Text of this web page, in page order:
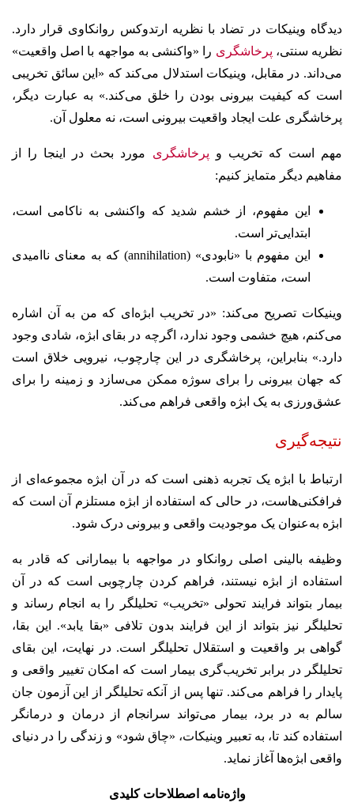
دیدگاه وینیکات در تضاد با نظریه ارتدوکس روانکاوی قرار دارد.
نظریه سنتی، پرخاشگری را «واکنشی به مواجهه با اصل واقعیت»
می‌داند. در مقابل، وینیکات استدلال می‌کند که «این سائق تخریبی
است که کیفیت بیرونی بودن را خلق می‌کند.» به عبارت دیگر،
پرخاشگری علت ایجاد واقعیت بیرونی است، نه معلول آن.
مهم است که تخریب و پرخاشگری مورد بحث در اینجا را از
مفاهیم دیگر متمایز کنیم:
این مفهوم، از خشم شدید که واکنشی به ناکامی است،
ابتدایی‌تر است.
این مفهوم با «نابودی» (annihilation) که به معنای ناامیدی
است، متفاوت است.
وینیکات تصریح می‌کند: «در تخریب ابژه‌ای که من به آن اشاره
می‌کنم، هیچ خشمی وجود ندارد، اگرچه در بقای ابژه، شادی وجود
دارد.» بنابراین، پرخاشگری در این چارچوب، نیرویی خلاق است
که جهان بیرونی را برای سوژه ممکن می‌سازد و زمینه را برای
عشق‌ورزی به یک ابژه واقعی فراهم می‌کند.
نتیجه‌گیری
ارتباط با ابژه یک تجربه ذهنی است که در آن ابژه مجموعه‌ای از
فرافکنی‌هاست، در حالی که استفاده از ابژه مستلزم آن است که
ابژه به‌عنوان یک موجودیت واقعی و بیرونی درک شود.
وظیفه بالینی اصلی روانکاو در مواجهه با بیمارانی که قادر به
استفاده از ابژه نیستند، فراهم کردن چارچوبی است که در آن
بیمار بتواند فرایند تحولی «تخریب» تحلیلگر را به انجام رساند و
تحلیلگر نیز بتواند از این فرایند بدون تلافی «بقا یابد». این بقا،
گواهی بر واقعیت و استقلال تحلیلگر است. در نهایت، این بقای
تحلیلگر در برابر تخریب‌گری بیمار است که امکان تغییر واقعی و
پایدار را فراهم می‌کند. تنها پس از آنکه تحلیلگر از این آزمون جان
سالم به در برد، بیمار می‌تواند سرانجام از درمان و درمانگر
استفاده کند تا، به تعبیر وینیکات، «چاق شود» و زندگی را در دنیای
واقعی ابژه‌ها آغاز نماید.
واژه‌نامه اصطلاحات کلیدی